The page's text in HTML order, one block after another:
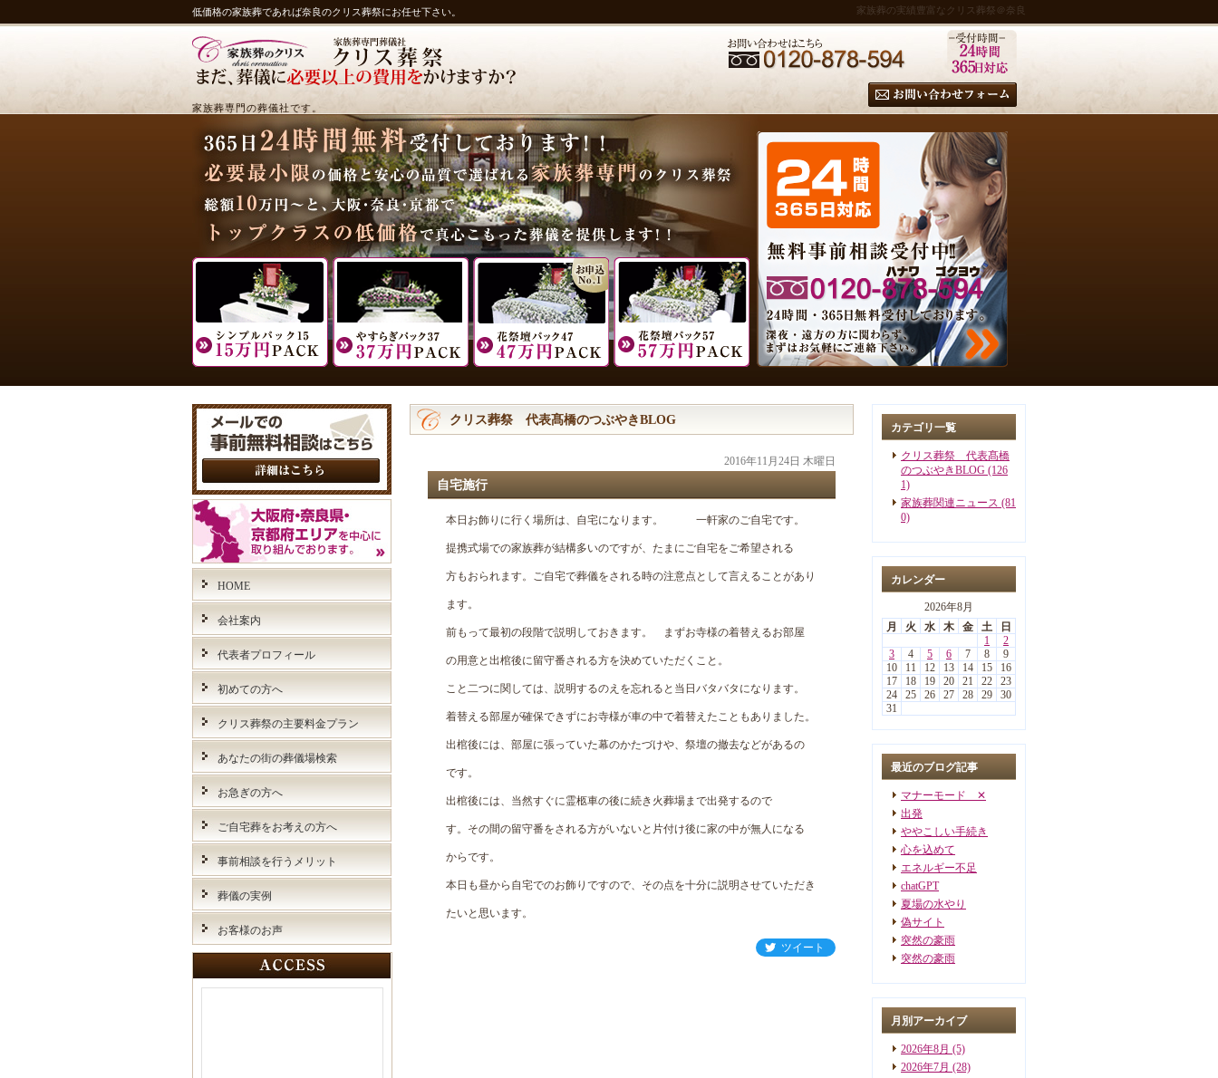
低価格の家族葬であれば奈良のクリス葬祭にお任せ下さい。 家族葬の実績豊富なクリス葬祭＠奈良
家族葬専門の葬儀社です。
クリス葬祭 代表髙橋のつぶやきBLOG
2016年11月24日 木曜日
自宅施行
本日お飾りに行く場所は、自宅になります。 一軒家のご自宅です。
提携式場での家族葬が結構多いのですが、たまにご自宅をご希望される
方もおられます。ご自宅で葬儀をされる時の注意点として言えることがあり
ます。
前もって最初の段階で説明しておきます。 まずお寺様の着替えるお部屋
の用意と出棺後に留守番される方を決めていただくこと。
こと二つに関しては、説明するのえを忘れると当日バタバタになります。
着替える部屋が確保できずにお寺様が車の中で着替えたこともありました。
出棺後には、部屋に張っていた幕のかたづけや、祭壇の撤去などがあるの
です。
出棺後には、当然すぐに霊柩車の後に続き火葬場まで出発するので
す。その間の留守番をされる方がいないと片付け後に家の中が無人になる
からです。
本日も昼から自宅でのお飾りですので、その点を十分に説明させていただき
たいと思います。
ツイート
カテゴリ一覧
クリス葬祭 代表髙橋
のつぶやきBLOG (126
1)
家族葬関連ニュース (81
0)
カレンダー
2026年8月
月
火 水 木 金 土
日
1
2
3
4 5 6 7 8
9
10
11 12 13 14 15
16
17
18 19 20 21 22
23
24
25 26 27 28 29
30
31
最近のブログ記事
マナーモード ✕
出発
ややこしい手続き
心を込めて
エネルギー不足
chatGPT
夏場の水やり
偽サイト
突然の豪雨
突然の豪雨
月別アーカイブ
2026年8月 (5)
2026年7月 (28)
HOME
会社案内
代表者プロフィール
初めての方へ
クリス葬祭の主要料金プラン
あなたの街の葬儀場検索
お急ぎの方へ
ご自宅葬をお考えの方へ
事前相談を行うメリット
葬儀の実例
お客様のお声